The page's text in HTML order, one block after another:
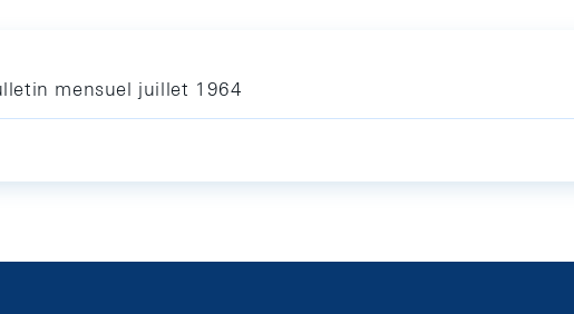
mensuel juillet 1964